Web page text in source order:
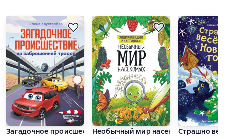
Загадочное происшествие на заброшенной трассе
Необычный мир насекомыхСтрашно